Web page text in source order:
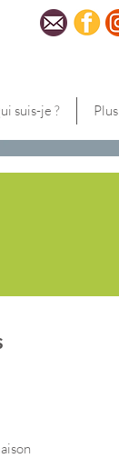
suis-je ? Plus